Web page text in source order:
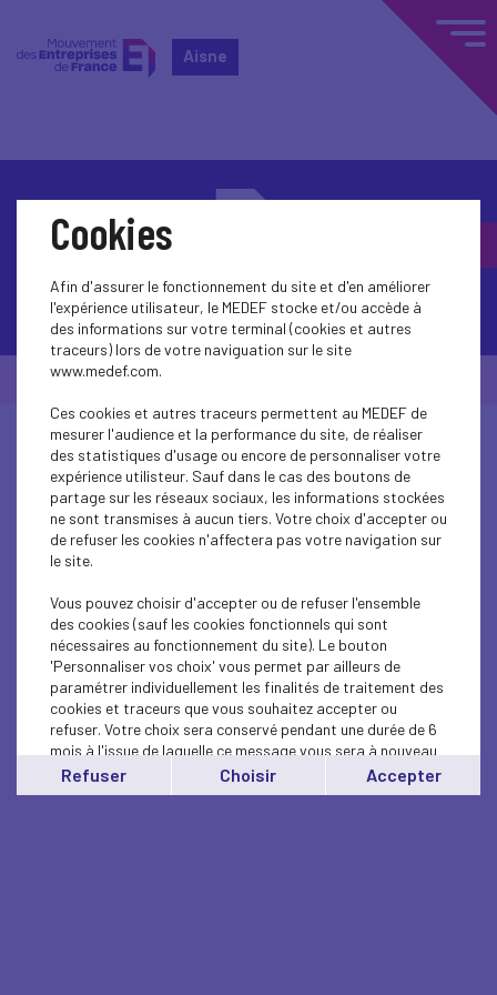
Aisne
Contactez-nous
© Medef Aisne 2026 -
Cookies
Afin d'assurer le fonctionnement du site et d'en améliorer
l'expérience utilisateur, le MEDEF stocke et/ou accède à
des informations sur votre terminal (cookies et autres
traceurs) lors de votre naviguation sur le site
www.medef.com.
Ces cookies et autres traceurs permettent au MEDEF de
mesurer l'audience et la performance du site, de réaliser
des statistiques d'usage ou encore de personnaliser votre
expérience utilisteur. Sauf dans le cas des boutons de
partage sur les réseaux sociaux, les informations stockées
ne sont transmises à aucun tiers. Votre choix d'accepter ou
de refuser les cookies n'affectera pas votre navigation sur
le site.
Vous pouvez choisir d'accepter ou de refuser l'ensemble
des cookies (sauf les cookies fonctionnels qui sont
nécessaires au fonctionnement du site). Le bouton
'Personnaliser vos choix' vous permet par ailleurs de
paramétrer individuellement les finalités de traitement des
cookies et traceurs que vous souhaitez accepter ou
refuser. Votre choix sera conservé pendant une durée de 6
mois à l'issue de laquelle ce message vous sera à nouveau
affiché..
Vous pouvez modifier votre choix à tout moment en
Refuser Choisir Accepter